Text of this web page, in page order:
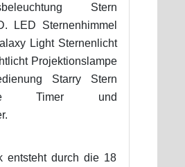
Stern
LED Sternenhimmel
Light Sternenlicht
Projektionslampe
Starry Stern
Timer und
entsteht durch die 18